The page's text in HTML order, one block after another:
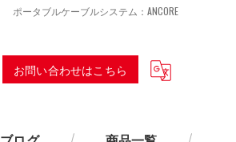
ポータブルケーブルシステム：ANCORE
お問い合わせはこちら